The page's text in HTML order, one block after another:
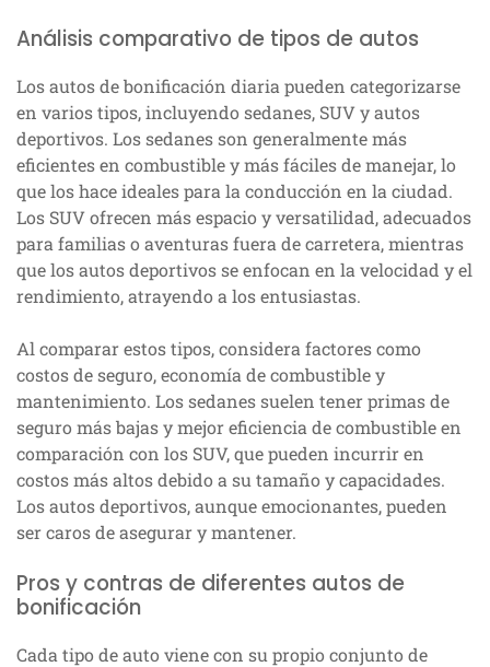
Análisis comparativo de tipos de autos
Los autos de bonificación diaria pueden categorizarse
en varios tipos, incluyendo sedanes, SUV y autos
deportivos. Los sedanes son generalmente más
eficientes en combustible y más fáciles de manejar, lo
que los hace ideales para la conducción en la ciudad.
Los SUV ofrecen más espacio y versatilidad, adecuados
para familias o aventuras fuera de carretera, mientras
que los autos deportivos se enfocan en la velocidad y el
rendimiento, atrayendo a los entusiastas.
Al comparar estos tipos, considera factores como
costos de seguro, economía de combustible y
mantenimiento. Los sedanes suelen tener primas de
seguro más bajas y mejor eficiencia de combustible en
comparación con los SUV, que pueden incurrir en
costos más altos debido a su tamaño y capacidades.
Los autos deportivos, aunque emocionantes, pueden
ser caros de asegurar y mantener.
Pros y contras de diferentes autos de
bonificación
Cada tipo de auto viene con su propio conjunto de